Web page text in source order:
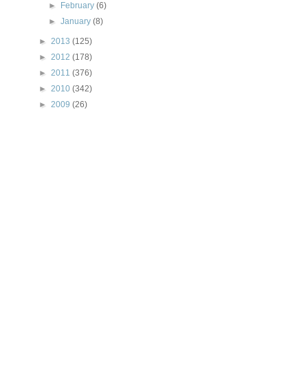
►
February(6)
►January(8)
► 2013 (125)
► 2012 (178)
► 2011 (376)
► 2010 (342)
► 2009 (26)